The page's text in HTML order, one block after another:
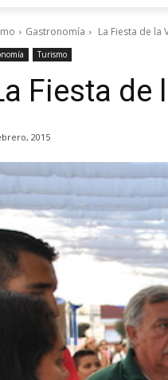
Gastronomía La Fiesta de la
Turismo
Fiesta
2015